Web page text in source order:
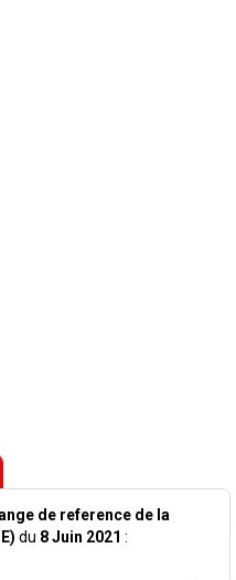
de reference de la
du 8 Juin 2021 :